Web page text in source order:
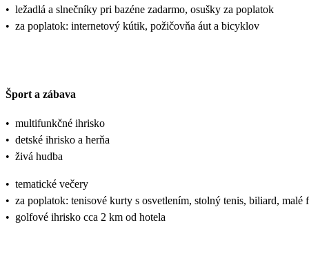
• ležadlá a slnečníky pri bazéne zadarmo, osušky za poplatok
• za poplatok: internetový kútik, požičovňa áut a bicyklov
Šport a zábava
• multifunkčné ihrisko
• detské ihrisko a herňa
• živá hudba
• tematické večery
• za poplatok: tenisové kurty s osvetlením, stolný tenis, biliard, malé
• golfové ihrisko cca 2 km od hotela